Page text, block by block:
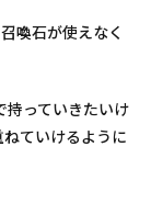
喚石が使えなく
持っていきたいけ
ていけるように